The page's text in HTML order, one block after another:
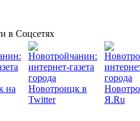
в Соцсетях